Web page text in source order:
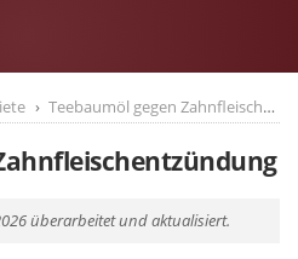
Teebaumöl gegen Zahnfleischentzündung
überarbeitet und aktualisiert.